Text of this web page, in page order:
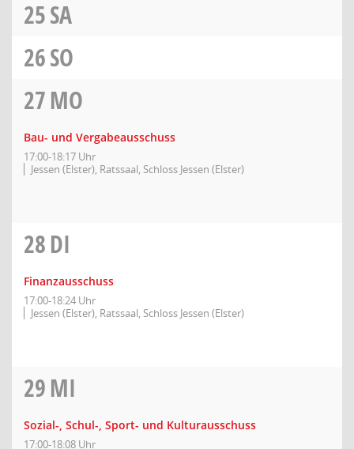
25SA
26SO
27MO
Bau- und Vergabeausschuss
17:00-18:17 Uhr
Jessen (Elster), Ratssaal, Schloss Jessen (Elster)
28DI
Finanzausschuss
17:00-18:24 Uhr
Jessen (Elster), Ratssaal, Schloss Jessen (Elster)
29MI
Sozial-, Schul-, Sport- und Kulturausschuss
17:00-18:08 Uhr